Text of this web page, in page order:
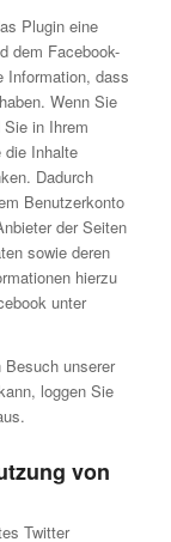
Plugin eine
dem Facebook-
Information, dass
Wenn Sie
Sie in Ihrem
die Inhalte
Dadurch
Benutzerkonto
der Seiten
sowie deren
hierzu
unter
unserer
loggen Sie
von
Twitter